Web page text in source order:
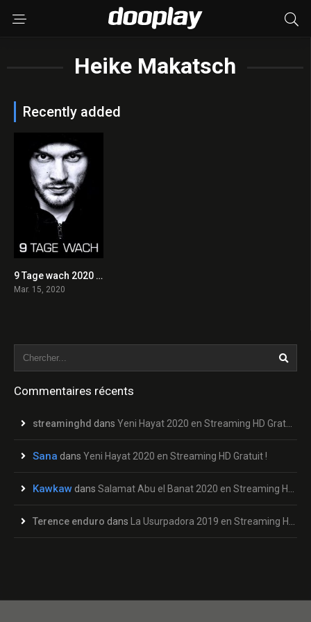
Heike Makatsch
Recently added
5.99 Tage wach 2020 en Streaming HD Gratuit !
Mar. 15, 2020
Commentaires récents
streaminghd dans Yeni Hayat 2020 en Streaming HD Gratuit !
Sana dans Yeni Hayat 2020 en Streaming HD Gratuit !
Kawkaw dans Salamat Abu el Banat 2020 en Streaming HD Gratuit !
Terence enduro dans La Usurpadora 2019 en Streaming HD Gratuit !